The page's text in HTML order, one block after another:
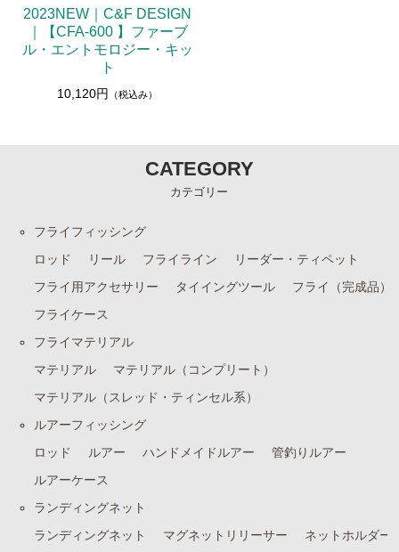
2023NEW｜C&F DESIGN
｜【CFA-600 】ファーブ
ル・エントモロジー・キッ
ト
10,120円 （税込み）
CATEGORY
カテゴリー
フライフィッシング
ロッド
リール フライライン
リーダー・ティペット
フライ用アクセサリー
タイイングツール
フライ（完成品）
フライケース
フライマテリアル
マテリアル
マテリアル（コンプリート）
マテリアル（スレッド・ティンセル系）
ルアーフィッシング
ロッド
ルアー ハンドメイドルアー
管釣りルアー
ルアーケース
ランディングネット
ランディングネット
マグネットリリーサー
ネットホルダー